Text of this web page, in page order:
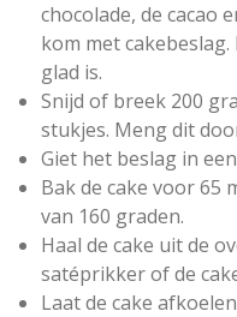
chocolade, de cacao
kom met
glad is.
Snijd of breek 200
stukjes. Meng dit
Giet het beslag in
Bak de cake voor 65
van 160 graden.
Haal de cake uit de
satéprikker of de
Laat de cake